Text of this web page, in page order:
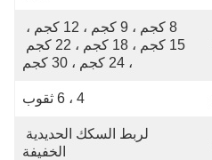
، 24 كجم ، 30 كجم
4 ، 6 ثقوب
الخفيفة